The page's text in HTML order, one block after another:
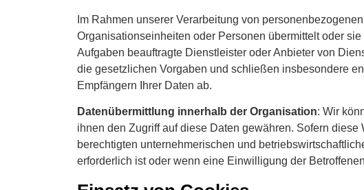
Im Rahmen unserer Verarbeitung von
Organisationseinheiten oder Personen übermittelt oder
Aufgaben beauftragte Dienstleister oder Anbieter von
die gesetzlichen Vorgaben und schließen insbesondere
Empfängern Ihrer Daten ab.
Datenübermittlung innerhalb der Organisation: Wir
ihnen den Zugriff auf diese Daten gewähren. Sofern
berechtigten unternehmerischen und
erforderlich ist oder wenn eine Einwilligung der